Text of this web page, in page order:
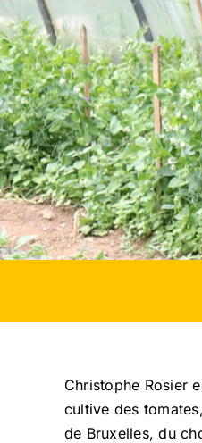
Christophe Rosier
cultive des
de Bruxelles, du